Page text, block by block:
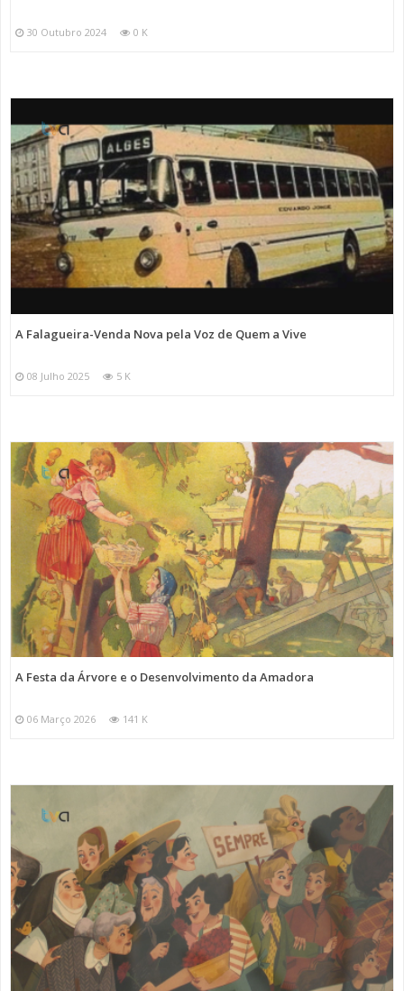
30 Outubro 2024 0 K
A Falagueira-Venda Nova pela Voz de Quem a Vive
08 Julho 2025 5 K
A Festa da Árvore e o Desenvolvimento da Amadora
06 Março 2026 141 K